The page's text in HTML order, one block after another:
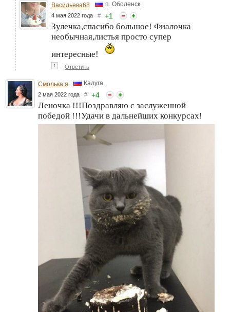
Васильева68 п. Оболенск
4 мая 2022 года # +1
Зулечка,спасибо большое! Фиалочка
необычная,листья просто супер
интересные!
↑ Ответить
Смолька я Калуга
2 мая 2022 года # +4
Леночка !!!Поздравляю с заслуженной
победой !!!Удачи в дальнейших конкурсах!